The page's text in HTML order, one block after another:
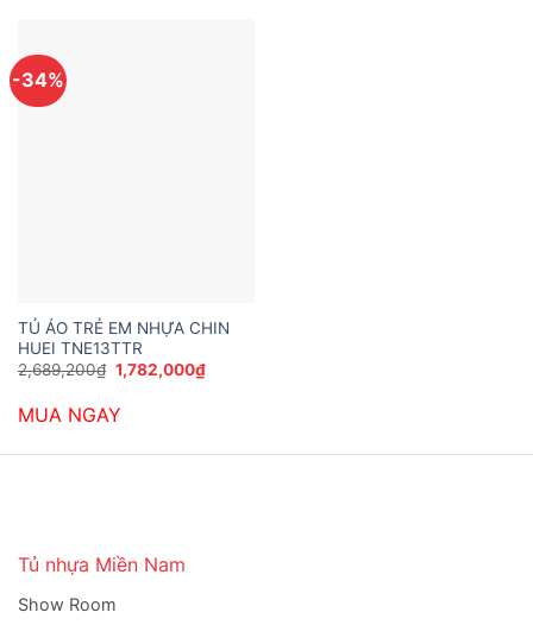
-34%
TỦ ÁO TRẺ EM NHỰA CHIN
HUEI TNE13TTR
2,689,200₫ Giá
gốc
2,689,200₫.
1,782,000₫Giá
hiện
MUA NGAY
Tủ nhựa Miền Nam
Show Room